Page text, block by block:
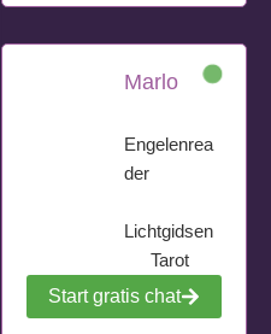
Marlo
Engelenrea
der
Lichtgidsen
Tarot
Start gratis chat